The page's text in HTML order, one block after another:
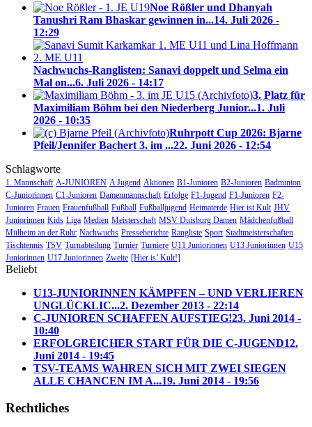
Noe Rößler und Dhanyah
Tanushri Ram Bhaskar gewinnen in...14. Juli 2026 -
12:29
Nachwuchs-Ranglisten: Sanavi doppelt und Selma ein
Mal on...6. Juli 2026 - 14:17
3. Platz für
Maximiliam Böhm bei den Niederberg Junior...1. Juli
2026 - 10:35
Ruhrpott Cup 2026: Bjarne
Pfeil/Jennifer Bachert 3. im ...22. Juni 2026 - 12:54
Schlagworte
1. Mannschaft A-JUNIOREN A Jugend Aktionen B1-Junioren B2-Junioren Badminton
C-Juniorinnen C1-Junioren Damenmannschaft Erfolge F1-Jugend F1-Junioren F2-
Junioren Frauen Frauenfußball Fußball Fußballjugend Heimaterde Hier ist Kult JHV
Juniorinnen Kids Liga Medien Meisterschaft MSV Duisburg Damen Mädchenfußball
Mülheim an der Ruhr Nachwuchs Presseberichte Rangliste Sport Stadtmeisterschaften
Tischtennis TSV Turnabteilung Turnier Turniere U11 Juniorinnen U13 Juniorinnen U15
Juniorinnen U17 Juniorinnen Zweite [Hier is’ Kult!]
Beliebt
U13-JUNIORINNEN KÄMPFEN – UND VERLIEREN
UNGLÜCKLIC...2. Dezember 2013 - 22:14
C-JUNIOREN SCHAFFEN AUFSTIEG!23. Juni 2014 -
10:40
ERFOLGREICHER START FÜR DIE C-JUGEND12.
Juni 2014 - 19:45
TSV-TEAMS WAHREN SICH MIT ZWEI SIEGEN
ALLE CHANCEN IM A...19. Juni 2014 - 19:56
Rechtliches